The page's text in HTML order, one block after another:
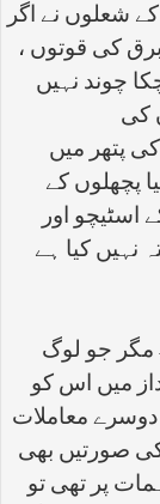
شعلوں نے اگر
برق کی قوتوں ،
چوند نہیں
کی
پتهر میں
پچهلوں کے
اسٹیچو اور
نہیں کیا ہے
مگر جو لوگ
میں اس کو
معاملات
صورتیں بهی
پر تهی تو